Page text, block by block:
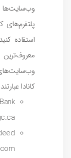
پلتفرم‌های
استفاده
معروف‌ترین
کانادا